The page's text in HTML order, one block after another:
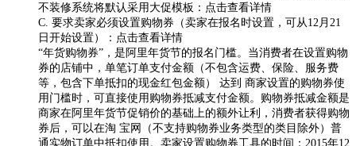
不装修系统将默认采用大促模板：点击查看详情
C. 要求卖家必须设置购物券（卖家在报名时设置，可从12月21
日开始设置）：点击查看详情
“年货购物券”，是阿里年货节的报名门槛。当消费者在设置购物
券的店铺中，单笔订单支付金额（不包含运费、保险、服务费
等，包含下单抵扣的现金红包金额） 达到 商家设置的购物券使
用门槛时，可直接使用购物券抵减支付金额。购物券抵减金额是
商家在阿里年货节促销价的基础上的额外让利，消费者获得购物
券后，可以在淘 宝网（不支持购物券业务类型的类目除外）普
通实物订单中抵扣使用。卖家设置购物券工具的时间：2015年12